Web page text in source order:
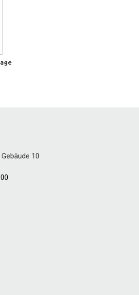
10